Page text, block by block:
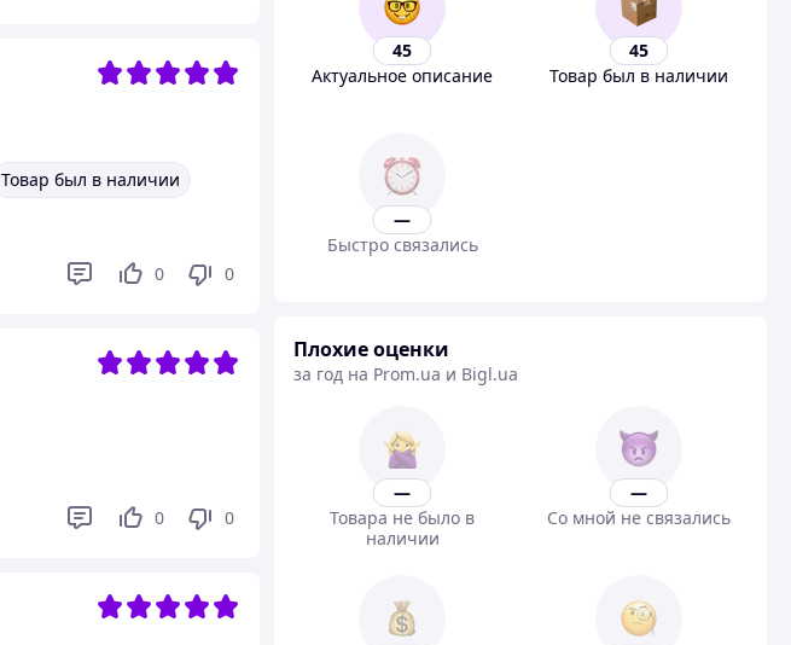
Товар был в наличии
0 0
0 0
45
Актуальное описание
45
Товар был в наличии
—
Быстро связались
Плохие оценки
за год на Prom.ua и Bigl.ua
—
Товара не было в
наличии
—
Со мной не связались